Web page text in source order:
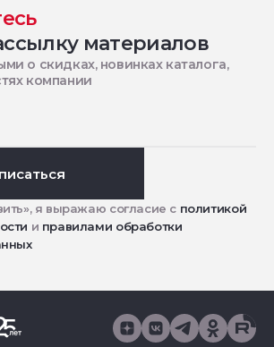
материалов
о скидках, новинках каталога,
компании
я выражаю согласие с политикой
и правилами обработки